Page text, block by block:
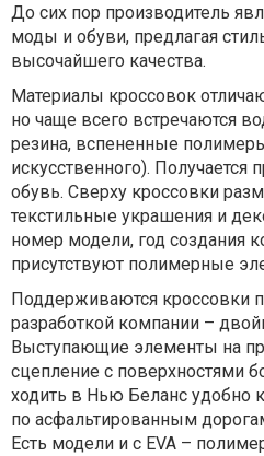
До сих пор производитель
моды и обуви, предлагая
высочайшего качества.
Материалы кроссовок
но чаще всего встречаются
резина, вспененные
искусственного). Получается
обувь. Сверху кроссовки
текстильные украшения и
номер модели, год создания
присутствуют полимерные
Поддерживаются кроссовки
разработкой компании –
Выступающие элементы на
сцепление с поверхностями
ходить в Нью Беланс удобно
по асфальтированным
Есть модели и с EVA –